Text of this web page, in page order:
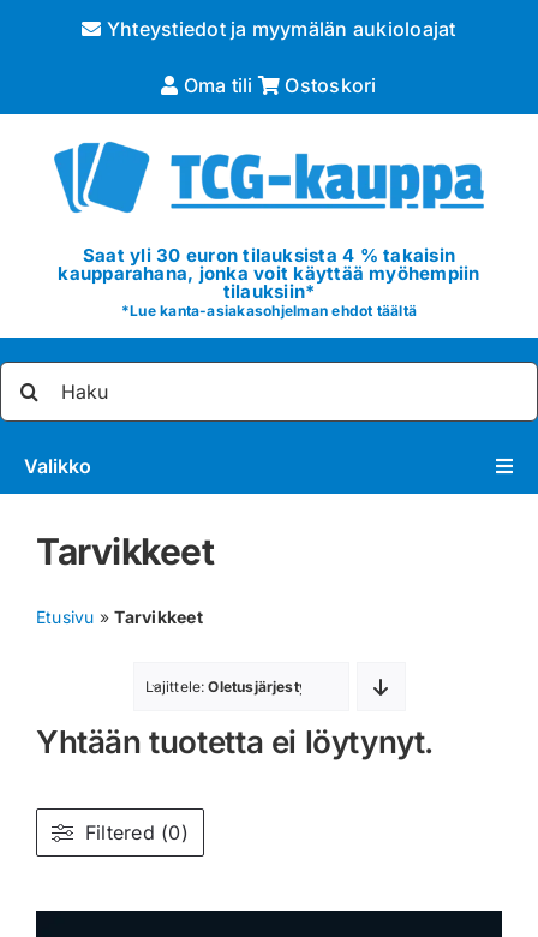
Yhteystiedot ja myymälän aukioloajat
Oma tili Ostoskori
Saat yli 30 euron tilauksista 4 % takaisin
kaupparahana, jonka voit käyttää myöhempiin
tilauksiin*
*Lue kanta-asiakasohjelman ehdot täältä
Valikko
Greidatut kortit
Tarvikkeet
Etusivu »Tarvikkeet
Lajittele:Oletusjärjestys
Yhtään tuotetta ei löytynyt.
Filtered (0)